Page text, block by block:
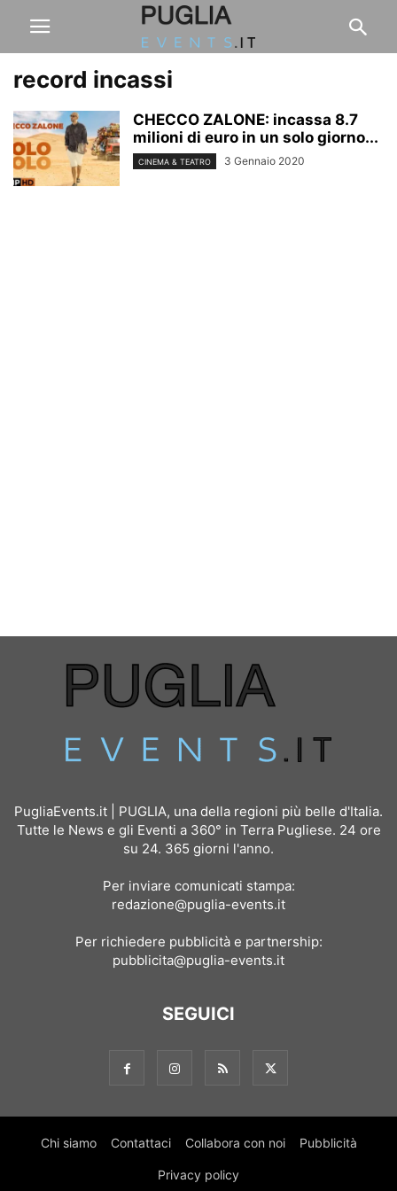
record incassi
CHECCO ZALONE: incassa 8.7
milioni di euro in un solo giorno...
CINEMA & TEATRO 3 Gennaio 2020
PugliaEvents.it | PUGLIA, una della regioni più belle d'Italia.
Tutte le News e gli Eventi a 360° in Terra Pugliese. 24 ore
su 24. 365 giorni l'anno.
Per inviare comunicati stampa:
redazione@puglia-events.it
Per richiedere pubblicità e partnership:
pubblicita@puglia-events.it
SEGUICI
Chi siamo Contattaci Collabora con noi Pubblicità
Privacy policy